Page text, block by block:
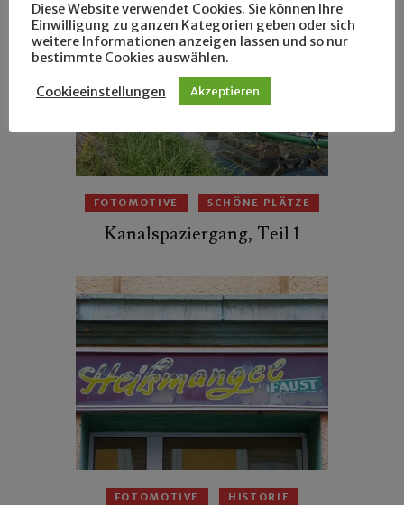
FOTOMOTIVE SCHÖNE PLÄTZE
Kanalspaziergang, Teil 1
FOTOMOTIVE HISTORIE
Diese Website verwendet Cookies. Sie können Ihre
Einwilligung zu ganzen Kategorien geben oder sich
weitere Informationen anzeigen lassen und so nur
bestimmte Cookies auswählen.
Cookieeinstellungen Akzeptieren